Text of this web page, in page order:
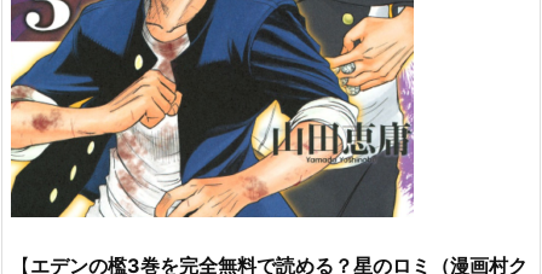
【エデンの檻3巻を完全無料で読める？星のロミ（漫画村ク